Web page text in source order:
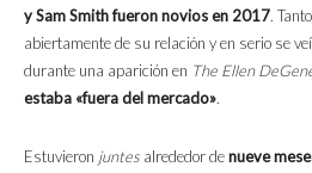
y Sam Smith fueron novios en 2017.
abiertamente de su relación y en serio se
durante una aparición en The Ellen
estaba «fuera del mercado».
Estuvieron juntes alrededor denueve